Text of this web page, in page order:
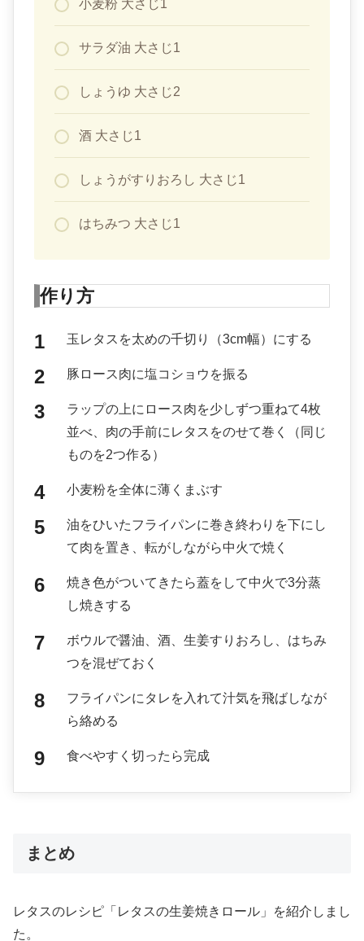
小麦粉 大さじ1
サラダ油 大さじ1
しょうゆ 大さじ2
酒 大さじ1
しょうがすりおろし 大さじ1
はちみつ 大さじ1
作り方
玉レタスを太めの千切り（3cm幅）にする
豚ロース肉に塩コショウを振る
ラップの上にロース肉を少しずつ重ねて4枚
並べ、肉の手前にレタスをのせて巻く（同じ
ものを2つ作る）
小麦粉を全体に薄くまぶす
油をひいたフライパンに巻き終わりを下にし
て肉を置き、転がしながら中火で焼く
焼き色がついてきたら蓋をして中火で3分蒸
し焼きする
ボウルで醤油、酒、生姜すりおろし、はちみ
つを混ぜておく
フライパンにタレを入れて汁気を飛ばしなが
ら絡める
食べやすく切ったら完成
まとめ
レタスのレシピ「レタスの生姜焼きロール」を紹介しまし
た。